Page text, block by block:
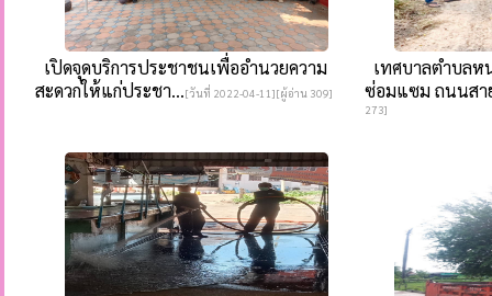
เปิดจุดบริการประชาชนเพื่ออำนวยความ
สะดวกให้แก่ประชา...[วันที่ 2022-04-11][ผู้อ่าน 309]
เทศบาลตำบลห
ซ่อมแซม ถนนส
273]